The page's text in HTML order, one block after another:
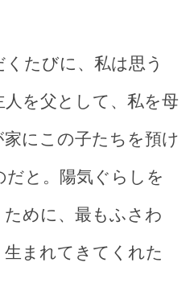
たびに、私は思う
を父として、私を母
にこの子たちを預け
と。陽気ぐらしを
めに、最もふさわ
まれてきてくれた